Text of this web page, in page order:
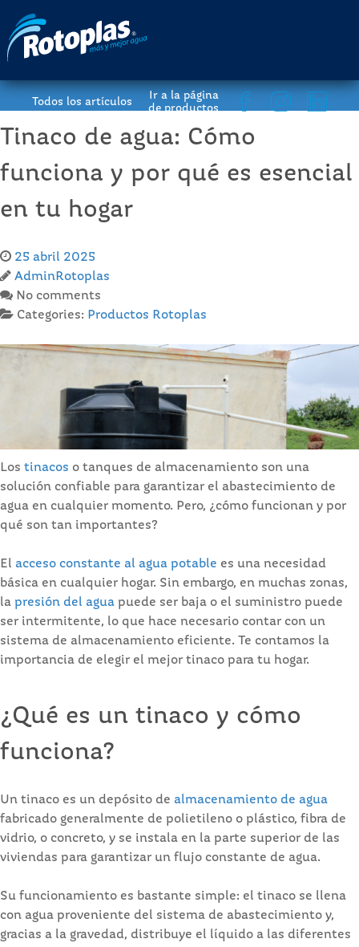
Todos los artículos
Ir a la página
de productos
Tinaco de agua: Cómo
funciona y por qué es esencial
en tu hogar
25 abril 2025
AdminRotoplas
No comments
Categories: Productos Rotoplas
Los tinacos o tanques de almacenamiento son una
solución confiable para garantizar el abastecimiento de
agua en cualquier momento. Pero, ¿cómo funcionan y por
qué son tan importantes?
El acceso constante al agua potable es una necesidad
básica en cualquier hogar. Sin embargo, en muchas zonas,
la presión del agua puede ser baja o el suministro puede
ser intermitente, lo que hace necesario contar con un
sistema de almacenamiento eficiente. Te contamos la
importancia de elegir el mejor tinaco para tu hogar.
¿Qué es un tinaco y cómo
funciona?
Un tinaco es un depósito de almacenamiento de agua
fabricado generalmente de polietileno o plástico, fibra de
vidrio, o concreto, y se instala en la parte superior de las
viviendas para garantizar un flujo constante de agua.
Su funcionamiento es bastante simple: el tinaco se llena
con agua proveniente del sistema de abastecimiento y,
gracias a la gravedad, distribuye el líquido a las diferentes